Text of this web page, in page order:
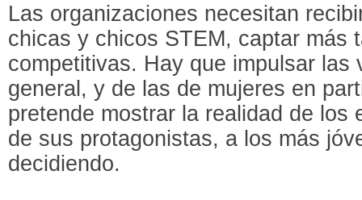
Las organizaciones necesitan
chicas y chicos STEM, captar más
competitivas. Hay que impulsar las
general, y de las de mujeres en
pretende mostrar la realidad de los
de sus protagonistas, a los más
decidiendo.